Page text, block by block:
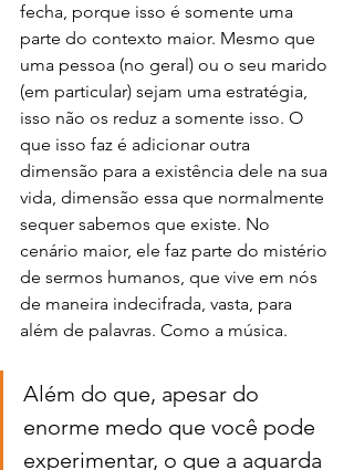
fecha, porque isso é somente uma
parte do contexto maior. Mesmo que
uma pessoa (no geral) ou o seu marido
(em particular) sejam uma estratégia,
isso não os reduz a somente isso. O
que isso faz é adicionar outra
dimensão para a existência dele na sua
vida, dimensão essa que normalmente
sequer sabemos que existe. No
cenário maior, ele faz parte do mistério
de sermos humanos, que vive em nós
de maneira indecifrada, vasta, para
além de palavras. Como a música.
Além do que, apesar do
enorme medo que você pode
experimentar, o que a aguarda